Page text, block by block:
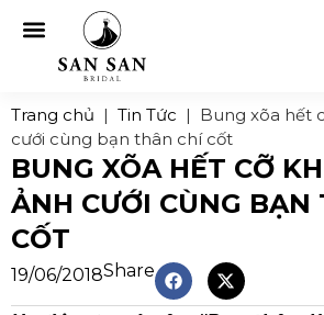
Trang chủ | Tin Tức | Bung xõa hết
cưới cùng bạn thân chí cốt
BUNG XÕA HẾT CỠ
ẢNH CƯỚI CÙNG BẠN
CỐT
19/06/2018Share